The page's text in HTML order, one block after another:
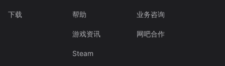
下载 帮助
游戏资讯
Steam
业务咨询
网吧合作